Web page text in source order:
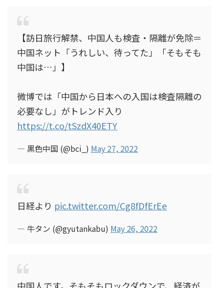
【訪日旅行解禁、中国人も検査・隔離が免除＝
中国ネット「うれしい、待ってた」「そもそも
中国は…」】
微博では「中国から日本への入国は検査隔離の
必要なし」がトレンド入り
https://t.co/tSzdX40ETY
— 黒色中国 (@bci_) May 27, 2022
日経より pic.twitter.com/Cg8fDfErEe
— 牛タン (@gyutankabu) May 26, 2022